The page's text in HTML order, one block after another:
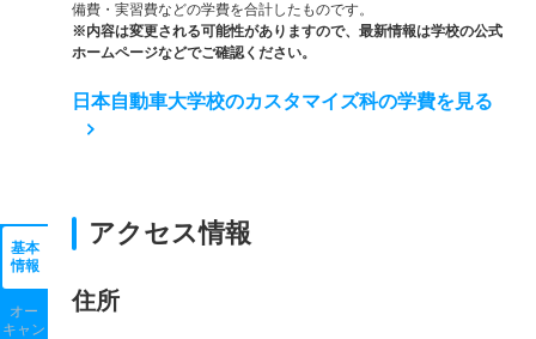
基本
情報
オー
キャン
備費・実習費などの学費を合計したものです。
※内容は変更される可能性がありますので、最新情報は学校の公式
ホームページなどでご確認ください。
日本自動車大学校のカスタマイズ科の学費を見る
アクセス情報
住所